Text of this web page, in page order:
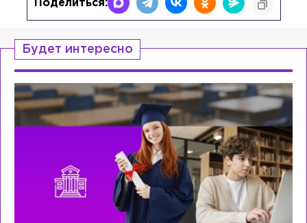
Поделиться:
Будет интересно